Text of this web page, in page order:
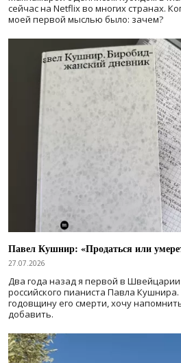
сейчас на Netflix во многих странах.
моей первой мыслью было: зачем?
Павел Кушнир: «Продаться или
27.07.2026
Два года назад я первой в Швейцарии
российского пианиста Павла
годовщину его смерти, хочу
добавить.